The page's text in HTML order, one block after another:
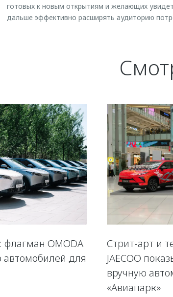
готовых к новым открытиям и желающих
дальше эффективно расширять аудиторию
флагман OMODA
автомобилей для
Стрит-арт и
JAECOO
вручную
«Авиапарк»